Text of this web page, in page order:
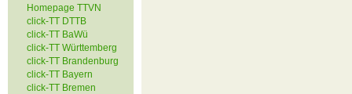
Homepage TTVN
click-TT DTTB
click-TT BaWü
click-TT Württemberg
click-TT Brandenburg
click-TT Bayern
click-TT Bremen